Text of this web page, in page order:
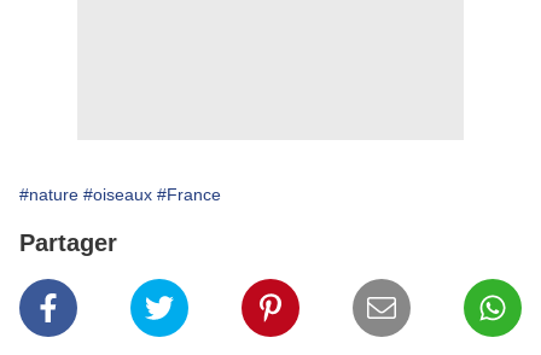
#nature #oiseaux #France
Partager